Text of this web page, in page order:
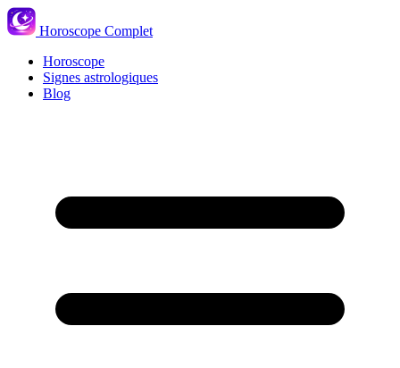
Horoscope Complet
Horoscope
Signes astrologiques
Blog